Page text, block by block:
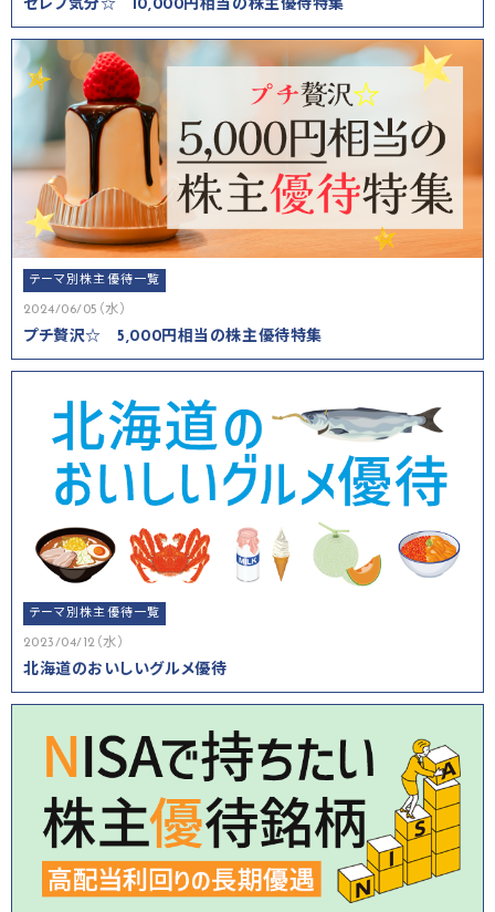
セレブ気分☆ 10,000円相当の株主優待特集
テーマ別株主優待一覧
2024/06/05（水）
プチ贅沢☆ 5,000円相当の株主優待特集
テーマ別株主優待一覧
2023/04/12（水）
北海道のおいしいグルメ優待